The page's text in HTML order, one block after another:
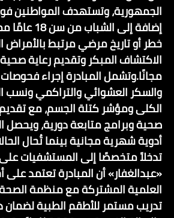
الجمهورية، وتستهدف المواطنين
إضافة إلى
خطر أو تاريخ مرضي مرتبط
الاكتشاف المبكر وتقديم رعاية
مجانًا.وتشمل المبادرة إجراء
والسكر العشوائي والتراكمي
الكلى ومؤشر كتلة الجسم، مع
صحية وبرامج متابعة دورية، ويحصل
أدوية شهرية مجانية بينما تُحال
تدخلاً متخصصًا إلى المستشفيات
«عبدالغفار» أن المبادرة تعتمد على
العلمية المشتركة مع منظمة الصحة
تدريب مستمر للأطقم الطبية